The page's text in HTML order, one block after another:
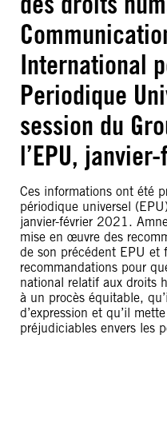
International
Periodique
session du
l’EPU,
Ces informations ont été
périodique universel
janvier-février 2021.
mise en œuvre des
de son précédent EPU et
recommandations pour
national relatif aux droits
à un procès équitable,
d’expression et qu’il
préjudiciables envers les